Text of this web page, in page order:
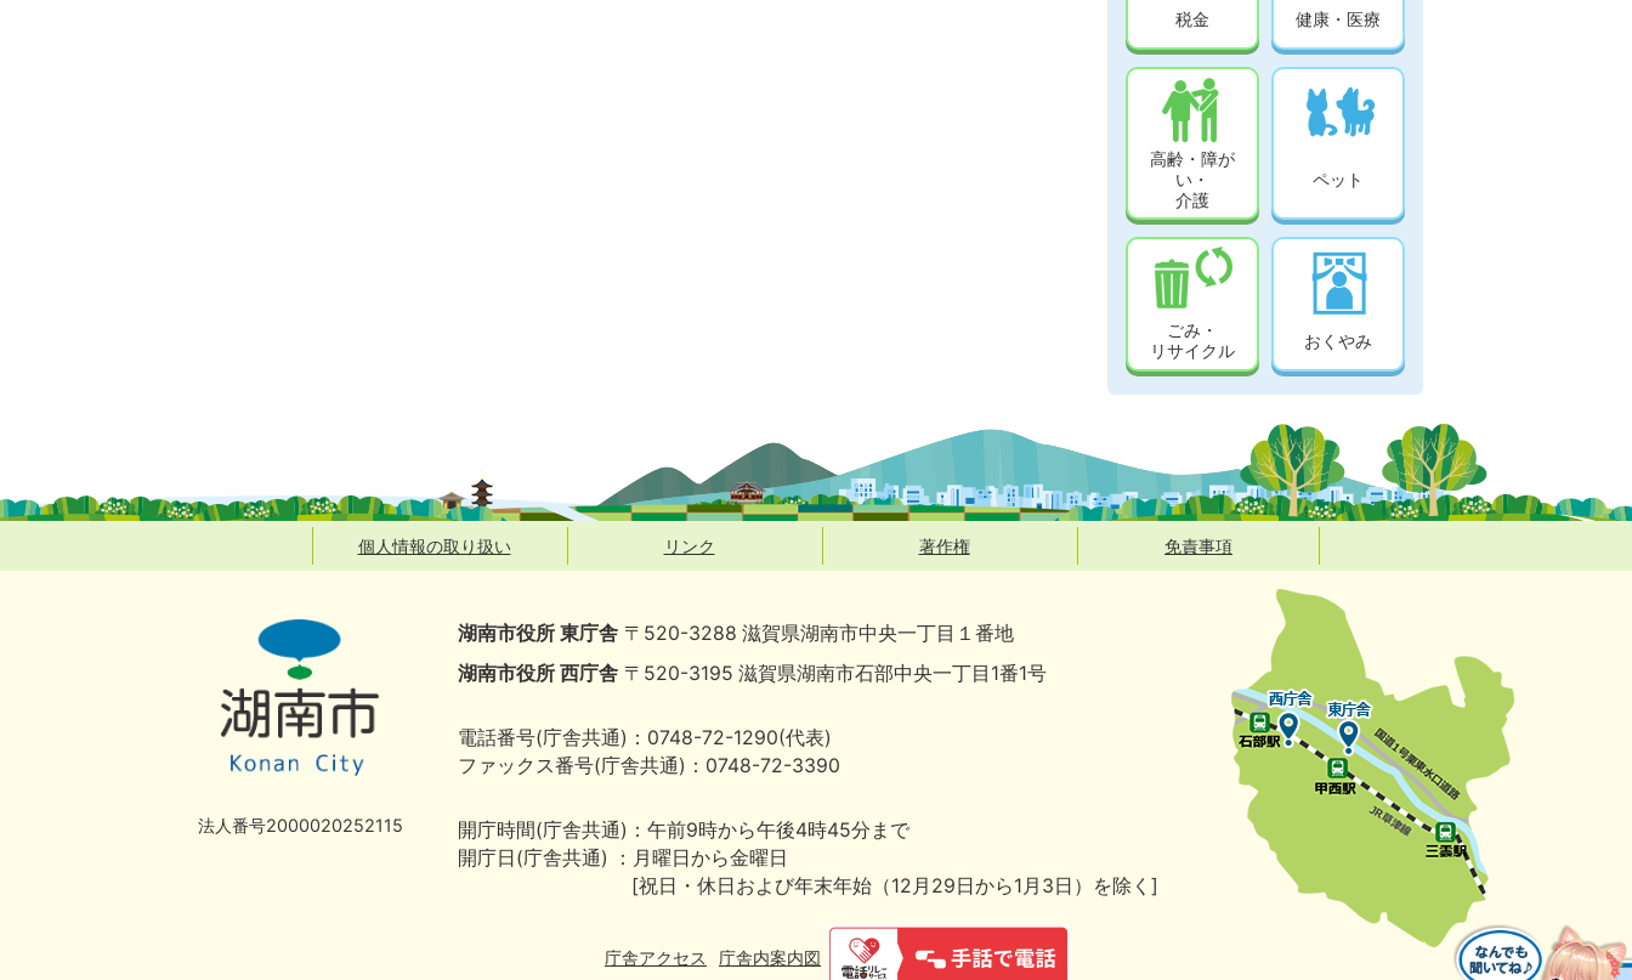
税金 健康・医療
高齢・障が
い・
介護
ペット
ごみ・
リサイクル
おくやみ
個人情報の取り扱い リンク 著作権 免責事項
法人番号2000020252115
湖南市役所 東庁舎 〒520-3288 滋賀県湖南市中央一丁目１番地
湖南市役所 西庁舎 〒520-3195 滋賀県湖南市石部中央一丁目1番1号
電話番号(庁舎共通)：0748-72-1290(代表)
ファックス番号(庁舎共通)：0748-72-3390
開庁時間(庁舎共通)：午前9時から午後4時45分まで
開庁日(庁舎共通) ：月曜日から金曜日
[祝日・休日および年末年始（12月29日から1月3日）を除く]
庁舎アクセス 庁舎内案内図